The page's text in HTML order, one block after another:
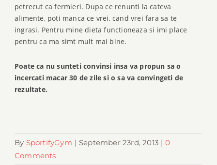
petrecut ca fermieri. Dupa ce renunti la cateva
alimente, poti manca ce vrei, cand vrei fara sa te
ingrasi. Pentru mine dieta functioneaza si imi place
pentru ca ma simt mult mai bine.
Poate ca nu sunteti convinsi insa va propun sa o
incercati macar 30 de zile si o sa va convingeti de
rezultate.
By SportifyGym | September 23rd, 2013 | 0
Comments